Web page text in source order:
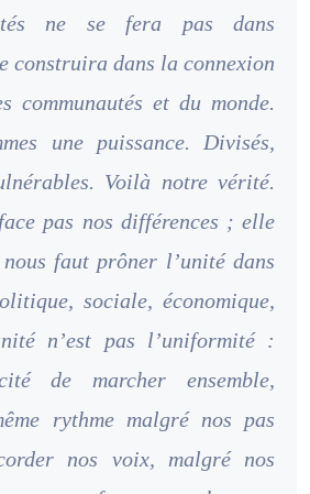
ne se fera pas dans
construira dans la connexion
communautés et du monde.
une puissance. Divisés,
Voilà notre vérité.
pas nos différences ; elle
faut prôner l’unité dans
sociale, économique,
n’est pas l’uniformité :
de marcher ensemble,
rythme malgré nos pas
nos voix, malgré nos